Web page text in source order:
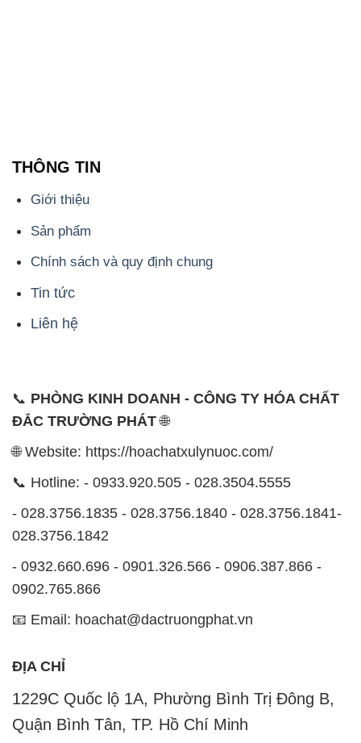
Chính sách và quy định chung
Tin tức
Liên hệ
📞
PHÒNG KINH DOANH - CÔNG TY HÓA CHẤT
ĐẮC TRƯỜNG PHÁT
- 028.3756.1835 - 028.3756.1840 - 028.3756.1841-
0902.765.866
📧 Email: hoachat@dactruongphat.vn
ĐỊA CHỈ
1229C Quốc lộ 1A, Phường Bình Trị Đông B,
Quận Bình Tân, TP. Hồ Chí Minh
CÔNG TY XNK TM SX HÓA CHẤT ĐẮC TRƯỜNG
PHÁT